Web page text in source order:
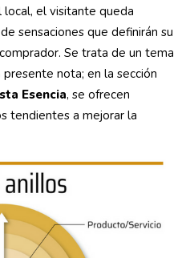
el visitante queda
sensaciones que definirán su
Se trata de un tema
nota; en la sección
Esencia, se ofrecen
tendientes a mejorar la